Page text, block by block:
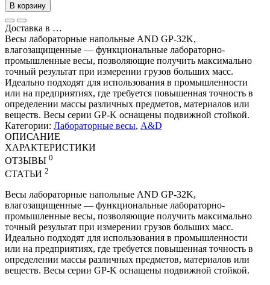
В корзину
Доставка в …
Весы лабораторные напольные AND GP-32K,
влагозащищенные — функциональные лабораторно-
промышленные весы, позволяющие получить максимально
точный результат при измерении грузов больших масс.
Идеально подходят для использования в промышленности
или на предприятиях, где требуется повышенная точность в
определении массы различных предметов, материалов или
веществ. Весы серии GP-K оснащены подвижной стойкой.
Категории: Лабораторные весы, A&D
ОПИСАНИЕ
ХАРАКТЕРИСТИКИ
ОТЗЫВЫ 0
СТАТЬИ 2
Весы лабораторные напольные AND GP-32K,
влагозащищенные — функциональные лабораторно-
промышленные весы, позволяющие получить максимально
точный результат при измерении грузов больших масс.
Идеально подходят для использования в промышленности
или на предприятиях, где требуется повышенная точность в
определении массы различных предметов, материалов или
веществ. Весы серии GP-K оснащены подвижной стойкой.